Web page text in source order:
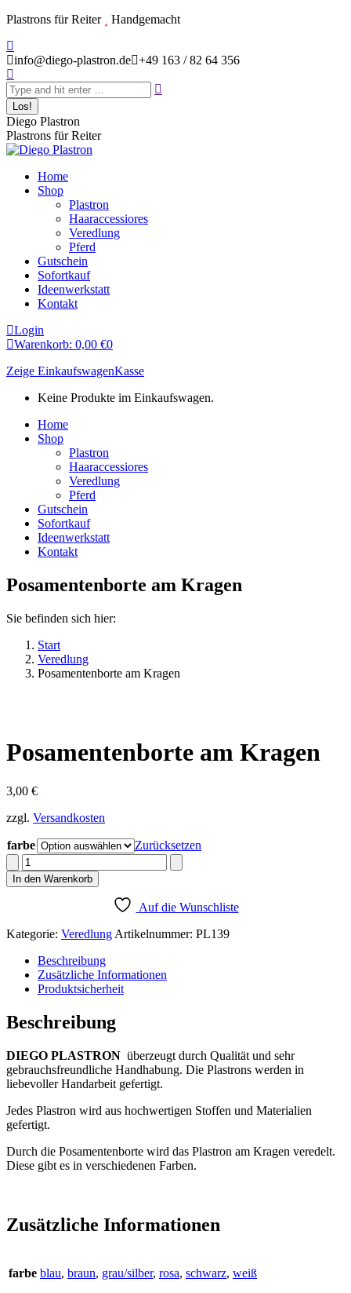
Zum
springen
Plastrons für Reiter
Handgemacht
page
in
new
window
info@diego-plastron.de +49 163 / 82 64 356
Search:
Diego Plastron
Plastrons für Reiter
Home
Shop
Plastron
Haaraccessiores
Veredlung
Pferd
Gutschein
Sofortkauf
Ideenwerkstatt
Kontakt
Login
Warenkorb: 0,00 €0
Zeige EinkaufswagenKasse
Keine Produkte im Einkaufswagen.
Home
Shop
Plastron
Haaraccessiores
Veredlung
Pferd
Gutschein
Sofortkauf
Ideenwerkstatt
Kontakt
Posamentenborte am Kragen
Sie befinden sich hier:
Start
Veredlung
Posamentenborte am Kragen
Posamentenborte am Kragen
3,00 €
zzgl. Versandkosten
farbe
Zurücksetzen
Posamentenborte
am
Kragen
In den Warenkorb
Auf die Wunschliste
Kategorie: Veredlung Artikelnummer: PL139
Beschreibung
Zusätzliche Informationen
Produktsicherheit
Beschreibung
DIEGO PLASTRON überzeugt durch Qualität und sehr
gebrauchsfreundliche Handhabung. Die Plastrons werden in
liebevoller Handarbeit gefertigt.
Jedes Plastron wird aus hochwertigen Stoffen und Materialien
gefertigt.
Durch die Posamentenborte wird das Plastron am Kragen veredelt.
Diese gibt es in verschiedenen Farben.
Zusätzliche Informationen
farbe blau, braun, grau/silber, rosa, schwarz, weiß